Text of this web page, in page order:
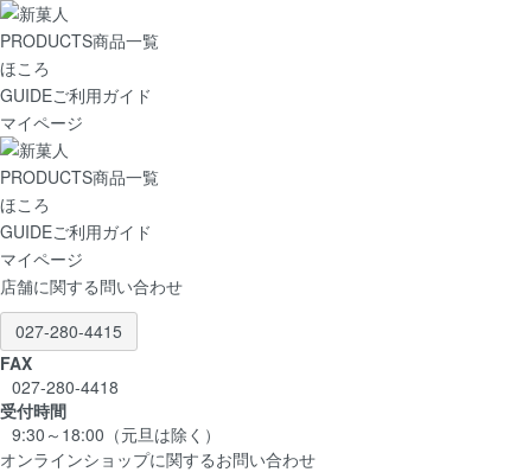
PRODUCTS商品一覧
ほころ
GUIDEご利用ガイド
マイページ
PRODUCTS商品一覧
ほころ
GUIDEご利用ガイド
マイページ
店舗に関する問い合わせ
027-280-4415
FAX
027-280-4418
受付時間
9:30～18:00（元旦は除く）
オンラインショップに関するお問い合わせ